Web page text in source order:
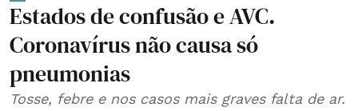
Estados de confusão e AVC.
Coronavírus não causa só
pneumonias
Tosse, febre e nos casos mais graves falta de ar.